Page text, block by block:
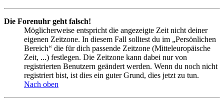
Die Forenuhr geht falsch!
Möglicherweise entspricht die angezeigte Zeit nicht deiner
eigenen Zeitzone. In diesem Fall solltest du im „Persönlichen
Bereich“ die für dich passende Zeitzone (Mitteleuropäische
Zeit, ...) festlegen. Die Zeitzone kann dabei nur von
registrierten Benutzern geändert werden. Wenn du noch nicht
registriert bist, ist dies ein guter Grund, dies jetzt zu tun.
Nach oben